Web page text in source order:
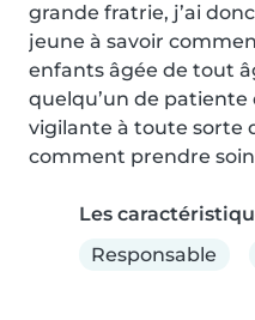
grande fratrie, j’ai
jeune à savoir
enfants âgée de tout
quelqu’un de patiente
vigilante à toute sorte
comment prendre
Les
Responsable